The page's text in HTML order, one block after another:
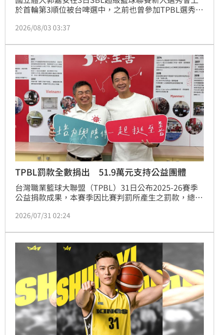
於首輪第3順位被台啤選中，之前也曾參加TPBL選秀同
是上場時間，因此最終可能會傾向選擇台啤。
2026/08/03 03:37
TPBL罰款全數捐出 51.9萬元支持公益團體
台灣職業籃球大聯盟（TPBL）31日公布2025-26賽季
公益捐款成果，本賽季因比賽判罰所產生之罰款，總額
配予四個公益單位，分別為勵馨基金會（婦女）、家扶
克幫－浪犬之家（動物），每單位各獲捐贈新台幣
129,750元，聯盟以實際行動支持「家庭、未來、文
化、生命」四大社會議題。
2026/07/31 02:24